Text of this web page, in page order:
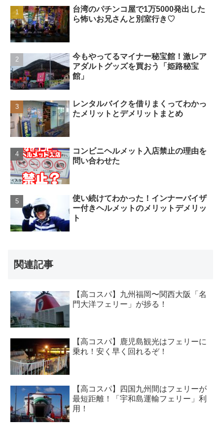
台湾のパチンコ屋で1万5000発出した
ら怖いお兄さんと別室行き♡
今もやってるマイナー秘宝館！激レア
アダルトグッズを買おう「姫路秘宝
館」
レンタルバイクを借りまくってわかっ
たメリットとデメリットまとめ
コンビニヘルメット入店禁止の理由を
問い合わせた
使い続けてわかった！インナーバイザ
ー付きヘルメットのメリットデメリッ
ト
関連記事
【高コスパ】九州福岡〜関西大阪「名
門大洋フェリー」が捗る！
【高コスパ】鹿児島観光はフェリーに
乗れ！安く早く回れるぞ！
【高コスパ】四国九州間はフェリーが
最短距離！「宇和島運輸フェリー」利
用！